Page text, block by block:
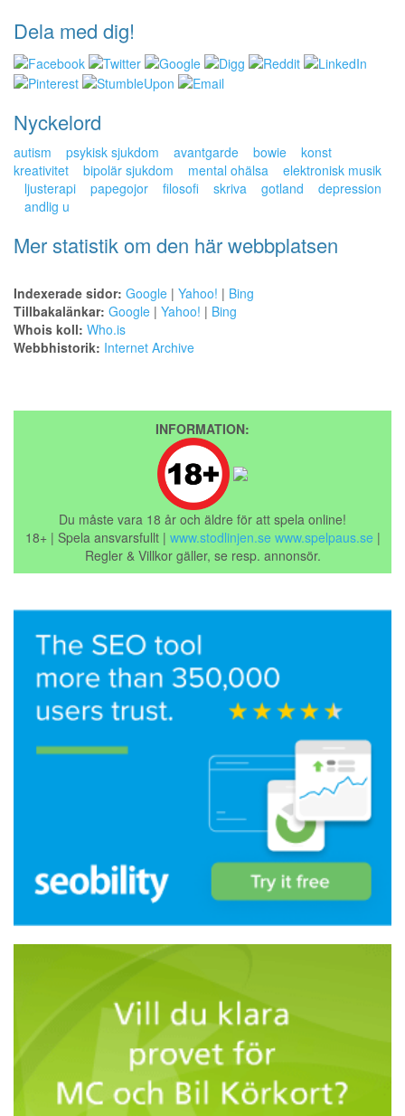
Dela med dig!
Nyckelord
autism psykisk sjukdom avantgarde bowie
konst
kreativitet
bipolär sjukdom mental ohälsa
elektronisk musik
ljusterapi
papegojor filosofi skriva gotland
depression
andlig u
Mer statistik om den här webbplatsen
Indexerade sidor: Google | Yahoo! | Bing
Tillbakalänkar: Google | Yahoo! | Bing
Whois koll: Who.is
Webbhistorik: Internet Archive
INFORMATION:
Du måste vara 18 år och äldre för att spela online!
18+ | Spela ansvarsfullt | www.stodlinjen.se www.spelpaus.se |
Regler & Villkor gäller, se resp. annonsör.